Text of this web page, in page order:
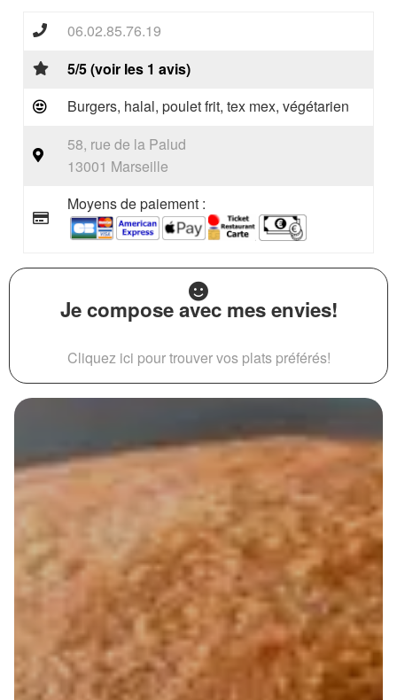
06.02.85.76.19
5/5 (voir les 1 avis)
Burgers, halal, poulet frit, tex mex, végétarien
58, rue de la Palud
13001 Marseille
Moyens de paiement :
Je compose avec mes envies!
Cliquez ici pour trouver vos plats préférés!